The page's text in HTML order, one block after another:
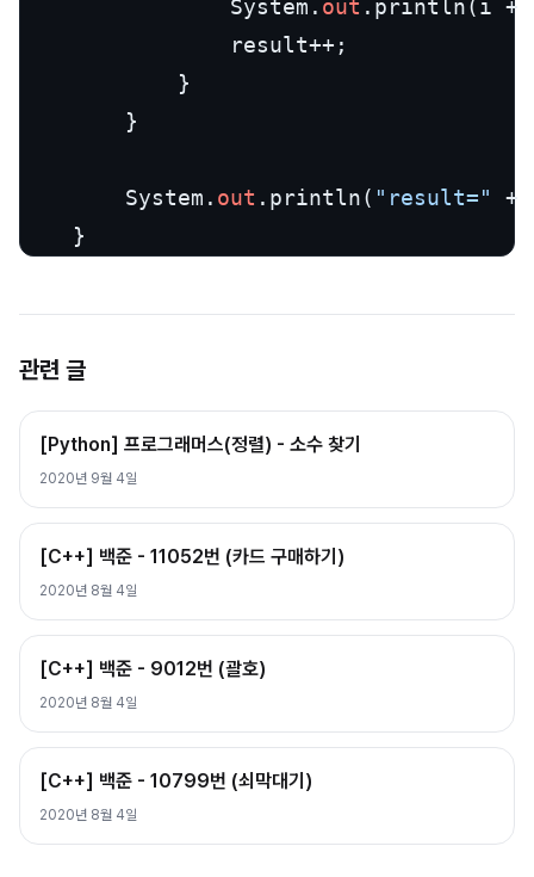
				System.
out .println(i +
		System.
out .println( "result="
+
	}
관련 글
[Python] 프로그래머스(정렬) - 소수 찾기
2020년 9월 4일
[C++] 백준 - 11052번 (카드 구매하기)
2020년 8월 4일
[C++] 백준 - 9012번 (괄호)
2020년 8월 4일
[C++] 백준 - 10799번 (쇠막대기)
2020년 8월 4일